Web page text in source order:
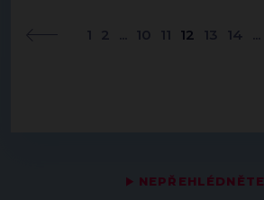
▶ NEPŘEHLÉDNĚTE
1 2 10 11 12 13 14